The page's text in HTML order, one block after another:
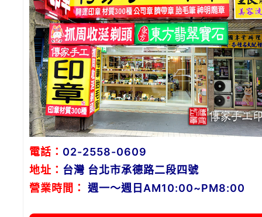
電話： 02-2558-0609
地址： 台灣 台北市承德路二段四號
營業時間：
週一～週日AM10:00~PM8:00